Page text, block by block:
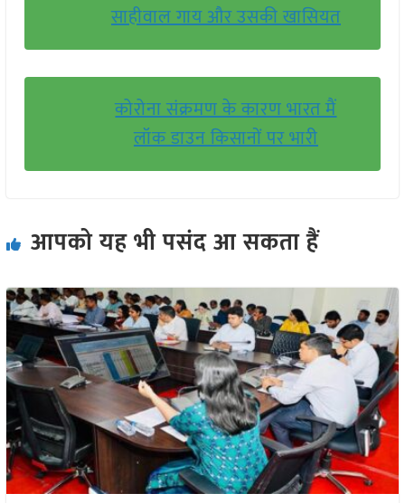
साहीवाल गाय और उसकी खासियत
कोरोना संक्रमण के कारण भारत मैं
लॉक डाउन किसानों पर भारी
आपको यह भी पसंद आ सकता हैं